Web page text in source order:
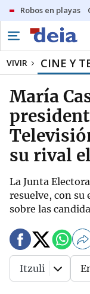
Robos en playas
VIVIR CINE Y
María
su rival
La Junta
resuelve, con
sobre las
Itzuli